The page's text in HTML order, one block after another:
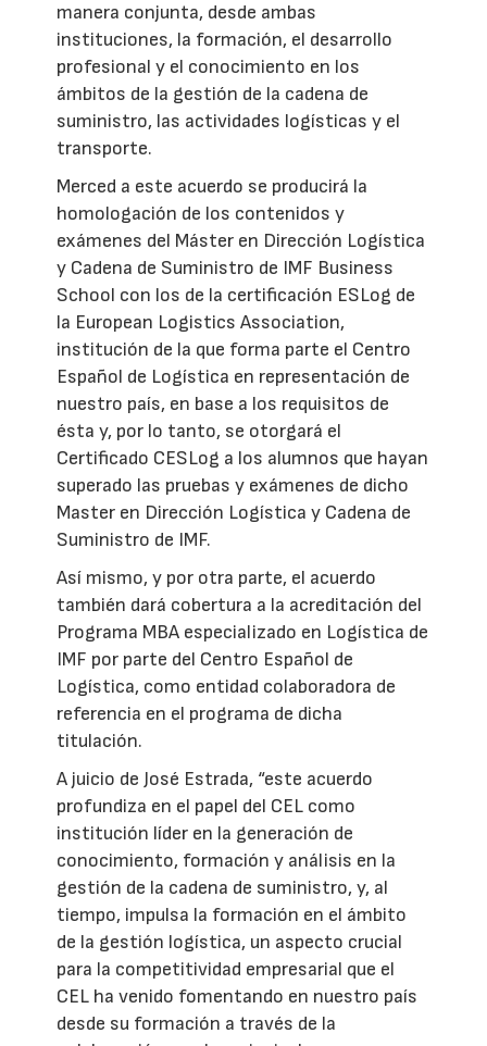
manera conjunta, desde ambas
instituciones, la formación, el desarrollo
profesional y el conocimiento en los
ámbitos de la gestión de la cadena de
suministro, las actividades logísticas y el
transporte.
Merced a este acuerdo se producirá la
homologación de los contenidos y
exámenes del Máster en Dirección Logística
y Cadena de Suministro de IMF Business
School con los de la certificación ESLog de
la European Logistics Association,
institución de la que forma parte el Centro
Español de Logística en representación de
nuestro país, en base a los requisitos de
ésta y, por lo tanto, se otorgará el
Certificado CESLog a los alumnos que hayan
superado las pruebas y exámenes de dicho
Master en Dirección Logística y Cadena de
Suministro de IMF.
Así mismo, y por otra parte, el acuerdo
también dará cobertura a la acreditación del
Programa MBA especializado en Logística de
IMF por parte del Centro Español de
Logística, como entidad colaboradora de
referencia en el programa de dicha
titulación.
A juicio de José Estrada, “este acuerdo
profundiza en el papel del CEL como
institución líder en la generación de
conocimiento, formación y análisis en la
gestión de la cadena de suministro, y, al
tiempo, impulsa la formación en el ámbito
de la gestión logística, un aspecto crucial
para la competitividad empresarial que el
CEL ha venido fomentando en nuestro país
desde su formación a través de la